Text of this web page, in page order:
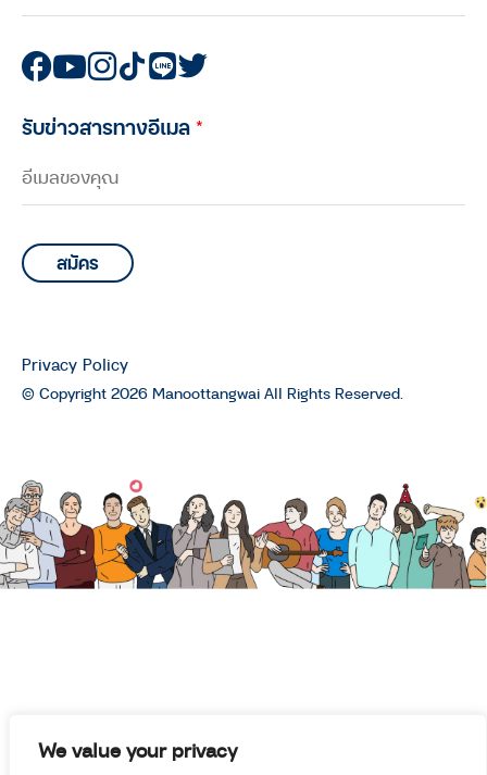
We value your privacy
คนันท์ EP.5 : คุยกับ ทนงศักดิ์ ศุภ
วิ่ง”
มนุษย์ต่างวัย Talk กับ ประสาน อิง
64 ฤดูชีวิตของมาโนช พุฒตาล
คนันท์ EP.2 : คุยกับ นพ.ฉันชาย สิทธิ
พันธุ์ เรื่องการดูแลผู้ป่วยระยะสุดท้าย
และการุณยฆาตในไทย
มนุษย์ต่างวัย TALK
นโยบายผู้สูงอายุของพรรค
รับข่าวสารทางอีเมล*
© Copyright 2026 Manoottangwai All Rights Reserved.
Privacy Policy